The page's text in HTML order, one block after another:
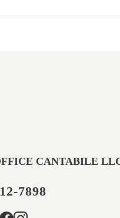
CANTABILE
7898